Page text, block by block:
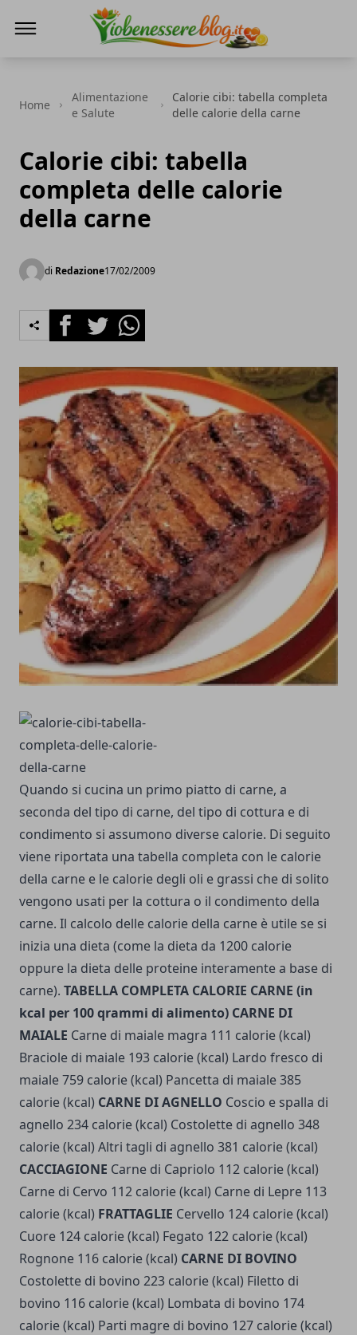
Home
Alimentazione
e Salute
Calorie cibi: tabella completa
delle calorie della carne
Calorie cibi: tabella
completa delle calorie
della carne
di Redazione17/02/2009
FacebookTwitterWhatsapp
Quando si cucina un primo piatto di carne, a
seconda del tipo di carne, del tipo di cottura e di
condimento si assumono diverse calorie. Di seguito
viene riportata una tabella completa con le calorie
della carne e le calorie degli oli e grassi che di solito
vengono usati per la cottura o il condimento della
carne. Il calcolo delle calorie della carne è utile se si
inizia una dieta (come la dieta da 1200 calorie
oppure la dieta delle proteine interamente a base di
carne). TABELLA COMPLETA CALORIE CARNE (in
kcal per 100 qrammi di alimento) CARNE DI
MAIALE Carne di maiale magra 111 calorie (kcal)
Braciole di maiale 193 calorie (kcal) Lardo fresco di
maiale 759 calorie (kcal) Pancetta di maiale 385
calorie (kcal) CARNE DI AGNELLO Coscio e spalla di
agnello 234 calorie (kcal) Costolette di agnello 348
calorie (kcal) Altri tagli di agnello 381 calorie (kcal)
CACCIAGIONE Carne di Capriolo 112 calorie (kcal)
Carne di Cervo 112 calorie (kcal) Carne di Lepre 113
calorie (kcal) FRATTAGLIE Cervello 124 calorie (kcal)
Cuore 124 calorie (kcal) Fegato 122 calorie (kcal)
Rognone 116 calorie (kcal) CARNE DI BOVINO
Costolette di bovino 223 calorie (kcal) Filetto di
bovino 116 calorie (kcal) Lombata di bovino 174
calorie (kcal) Parti magre di bovino 127 calorie (kcal)